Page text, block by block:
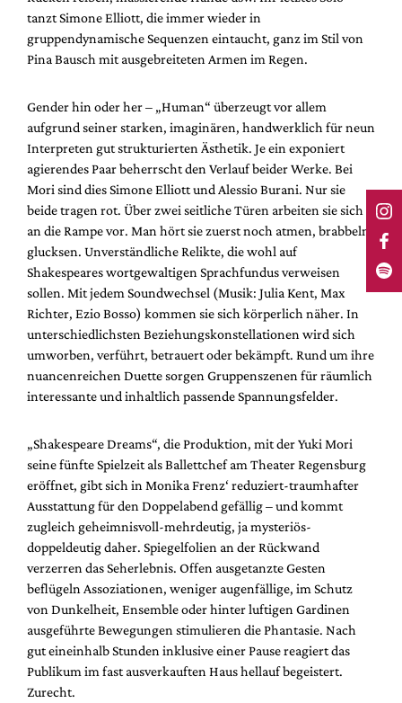
tanzt Simone Elliott, die immer wieder in
gruppendynamische Sequenzen eintaucht, ganz im Stil von
Pina Bausch mit ausgebreiteten Armen im Regen.
Gender hin oder her – „Human“ überzeugt vor allem
aufgrund seiner starken, imaginären, handwerklich für neun
Interpreten gut strukturierten Ästhetik. Je ein exponiert
agierendes Paar beherrscht den Verlauf beider Werke. Bei
Mori sind dies Simone Elliott und Alessio Burani. Nur sie
beide tragen rot. Über zwei seitliche Türen arbeiten sie sich
an die Rampe vor. Man hört sie zuerst noch atmen, brabbeln,
glucksen. Unverständliche Relikte, die wohl auf
Shakespeares wortgewaltigen Sprachfundus verweisen
sollen. Mit jedem Soundwechsel (Musik: Julia Kent, Max
Richter, Ezio Bosso) kommen sie sich körperlich näher. In
unterschiedlichsten Beziehungskonstellationen wird sich
umworben, verführt, betrauert oder bekämpft. Rund um ihre
nuancenreichen Duette sorgen Gruppenszenen für räumlich
interessante und inhaltlich passende Spannungsfelder.
„Shakespeare Dreams“, die Produktion, mit der Yuki Mori
seine fünfte Spielzeit als Ballettchef am Theater Regensburg
eröffnet, gibt sich in Monika Frenz‘ reduziert-traumhafter
Ausstattung für den Doppelabend gefällig – und kommt
zugleich geheimnisvoll-mehrdeutig, ja mysteriös-
doppeldeutig daher. Spiegelfolien an der Rückwand
verzerren das Seherlebnis. Offen ausgetanzte Gesten
beflügeln Assoziationen, weniger augenfällige, im Schutz
von Dunkelheit, Ensemble oder hinter luftigen Gardinen
ausgeführte Bewegungen stimulieren die Phantasie. Nach
gut eineinhalb Stunden inklusive einer Pause reagiert das
Publikum im fast ausverkauften Haus hellauf begeistert.
Zurecht.